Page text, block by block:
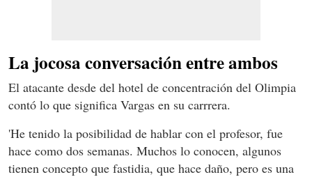
La jocosa conversación entre ambos
El atacante desde del hotel de concentración del Olimpia
contó lo que significa Vargas en su carrrera.
'He tenido la posibilidad de hablar con el profesor, fue
hace como dos semanas. Muchos lo conocen, algunos
tienen concepto que fastidia, que hace daño, pero es una